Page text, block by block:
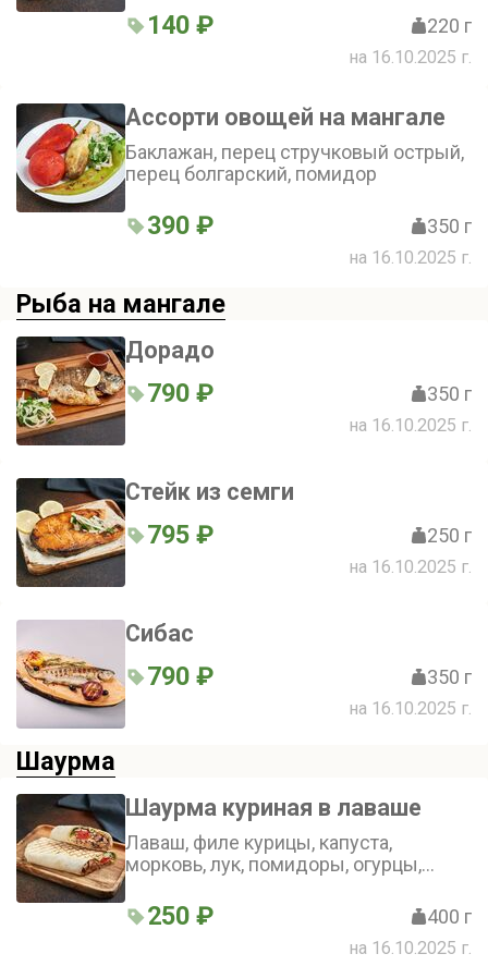
140 ₽ 220 г
на 16.10.2025 г.
Ассорти овощей на мангале
Баклажан, перец стручковый острый,
перец болгарский, помидор
390 ₽ 350 г
на 16.10.2025 г.
Рыба на мангале
Дорадо
790 ₽ 350 г
на 16.10.2025 г.
Стейк из семги
795 ₽ 250 г
на 16.10.2025 г.
Сибас
790 ₽ 350 г
на 16.10.2025 г.
Шаурма
Шаурма куриная в лаваше
Лаваш, филе курицы, капуста,
морковь, лук, помидоры, огурцы,
250 ₽ 400 г
на 16.10.2025 г.